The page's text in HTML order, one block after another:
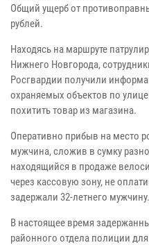
Общий ущерб от
рублей.
Находясь на маршруте
Нижнего Новгорода,
Росгвардии получили
охраняемых объектов по
похитить товар из магазина.
Оперативно прибыв на место
мужчина, сложив в сумку
находящийся в продаже
через кассовую зону, не
задержали 32-летнего мужчину.
В настоящее время
районного отдела полиции